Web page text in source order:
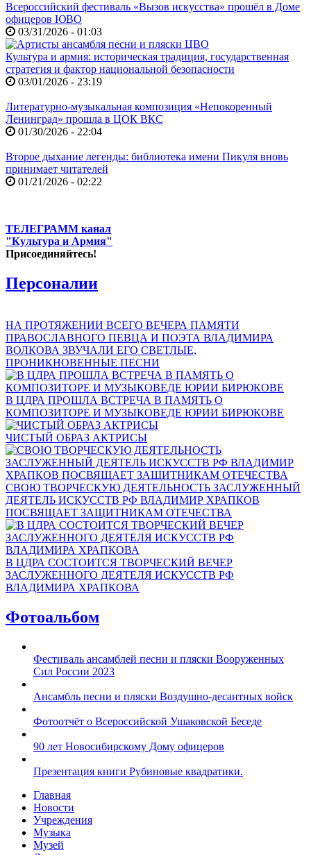
Всероссийский фестиваль «Вызов искусства» прошёл в Доме
офицеров ЮВО
03/31/2026 - 01:03
Культура и армия: историческая традиция, государственная
стратегия и фактор национальной безопасности
03/01/2026 - 23:19
Литературно-музыкальная композиция «Непокоренный
Ленинград» прошла в ЦОК ВКС
01/30/2026 - 22:04
Второе дыхание легенды: библиотека имени Пикуля вновь
принимает читателей
01/21/2026 - 02:22
ТЕЛЕГРАММ канал
"Культура и Армия"
Присоединяйтесь!
Персоналии
НА ПРОТЯЖЕНИИ ВСЕГО ВЕЧЕРА ПАМЯТИ
ПРАВОСЛАВНОГО ПЕВЦА И ПОЭТА ВЛАДИМИРА
ВОЛКОВА ЗВУЧАЛИ ЕГО СВЕТЛЫЕ,
ПРОНИКНОВЕННЫЕ ПЕСНИ
В ЦДРА ПРОШЛА ВСТРЕЧА В ПАМЯТЬ О
КОМПОЗИТОРЕ И МУЗЫКОВЕДЕ ЮРИИ БИРЮКОВЕ
ЧИСТЫЙ ОБРАЗ АКТРИСЫ
СВОЮ ТВОРЧЕСКУЮ ДЕЯТЕЛЬНОСТЬ ЗАСЛУЖЕННЫЙ
ДЕЯТЕЛЬ ИСКУССТВ РФ ВЛАДИМИР ХРАПКОВ
ПОСВЯЩАЕТ ЗАЩИТНИКАМ ОТЕЧЕСТВА
В ЦДРА СОСТОИТСЯ ТВОРЧЕСКИЙ ВЕЧЕР
ЗАСЛУЖЕННОГО ДЕЯТЕЛЯ ИСКУССТВ РФ
ВЛАДИМИРА ХРАПКОВА
Фотоальбом
Фестиваль ансамблей песни и пляски Вооруженных
Сил России 2023
Ансамбль песни и пляски Воздушно-десантных войск
Фотоотчёт о Всероссийской Ушаковской Беседе
90 лет Новосибирскому Дому офицеров
Презентация книги Рубиновые квадратики.
Главная
Новости
Учреждения
Музыка
Музей